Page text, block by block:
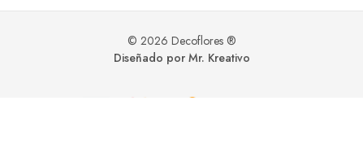
© 2026 Decoflores ®
Diseñado por Mr. Kreativo